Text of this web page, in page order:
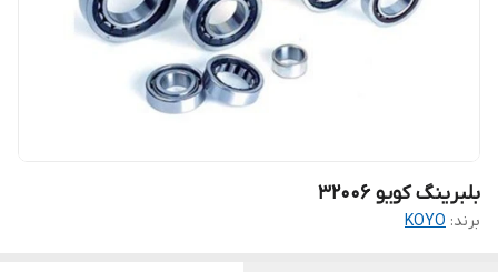
بلبرینگ کویو 32006
برند: KOYO